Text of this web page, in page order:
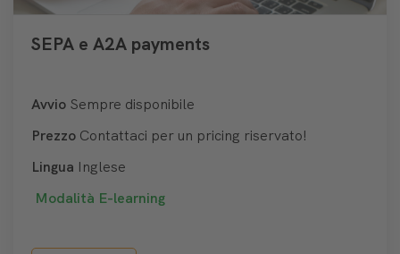
SEPA e A2A payments
Avvio Sempre disponibile
Prezzo Contattaci per un pricing riservato!
Lingua Inglese
Modalità E-learning